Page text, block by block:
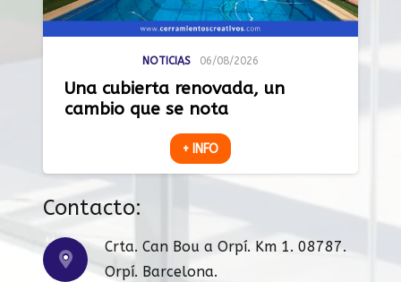
NOTICIAS 06/08/2026
Una cubierta renovada, un
cambio que se nota
+ INFO
Contacto:
Crta. Can Bou a Orpí. Km 1. 08787.
Orpí. Barcelona.